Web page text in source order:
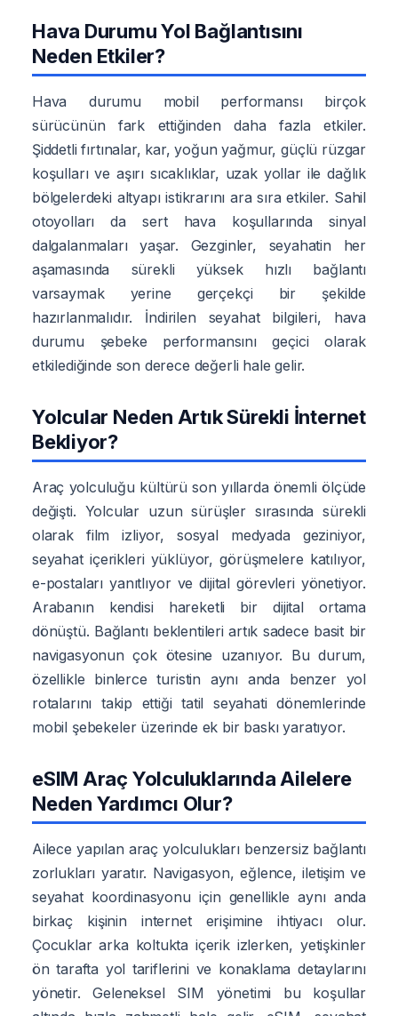
Hava Durumu Yol Bağlantısını
Neden Etkiler?
Hava durumu mobil performansı birçok
sürücünün fark ettiğinden daha fazla etkiler.
Şiddetli fırtınalar, kar, yoğun yağmur, güçlü rüzgar
koşulları ve aşırı sıcaklıklar, uzak yollar ile dağlık
bölgelerdeki altyapı istikrarını ara sıra etkiler. Sahil
otoyolları da sert hava koşullarında sinyal
dalgalanmaları yaşar. Gezginler, seyahatin her
aşamasında sürekli yüksek hızlı bağlantı
varsaymak yerine gerçekçi bir şekilde
hazırlanmalıdır. İndirilen seyahat bilgileri, hava
durumu şebeke performansını geçici olarak
etkilediğinde son derece değerli hale gelir.
Yolcular Neden Artık Sürekli İnternet
Bekliyor?
Araç yolculuğu kültürü son yıllarda önemli ölçüde
değişti. Yolcular uzun sürüşler sırasında sürekli
olarak film izliyor, sosyal medyada geziniyor,
seyahat içerikleri yüklüyor, görüşmelere katılıyor,
e-postaları yanıtlıyor ve dijital görevleri yönetiyor.
Arabanın kendisi hareketli bir dijital ortama
dönüştü. Bağlantı beklentileri artık sadece basit bir
navigasyonun çok ötesine uzanıyor. Bu durum,
özellikle binlerce turistin aynı anda benzer yol
rotalarını takip ettiği tatil seyahati dönemlerinde
mobil şebekeler üzerinde ek bir baskı yaratıyor.
eSIM Araç Yolculuklarında Ailelere
Neden Yardımcı Olur?
Ailece yapılan araç yolculukları benzersiz bağlantı
zorlukları yaratır. Navigasyon, eğlence, iletişim ve
seyahat koordinasyonu için genellikle aynı anda
birkaç kişinin internet erişimine ihtiyacı olur.
Çocuklar arka koltukta içerik izlerken, yetişkinler
ön tarafta yol tariflerini ve konaklama detaylarını
yönetir. Geleneksel SIM yönetimi bu koşullar